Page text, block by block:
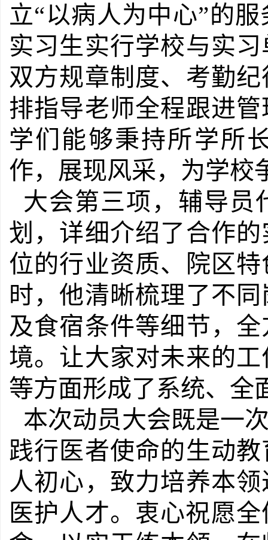
立“以病人为中心”的
实习生实行学校与实
双方规章制度、考勤
排指导老师全程跟进
学们能够秉持所学所
作，展现风采，为学校
大会第三项，辅导员
划，详细介绍了合作
位的行业资质、院区
时，他清晰梳理了不
及食宿条件等细节，
境。让大家对未来的
等方面形成了系统、全
本次动员大会既是一
践行医者使命的生动
人初心，致力培养本
医护人才。衷心祝愿